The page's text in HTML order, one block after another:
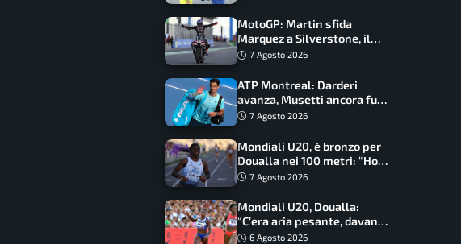
MotoGP: Martin sfida
Marquez a Silverstone, il
programma e gli orari
7 Agosto 2026
ATP Montreal: Darderi
avanza, Musetti ancora fuori
con Jodar
7 Agosto 2026
Mondiali U20, è bronzo per
Doualla nei 100 metri: “Ho
scacciato l’ansia”
7 Agosto 2026
Mondiali U20, Doualla:
“C’era aria pesante, davano
le mascherine! Finale? Non
6 Agosto 2026